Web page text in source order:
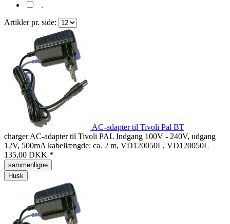
.
Artikler pr. side:
AC-adapter til Tivoli Pal BT
charger AC-adapter til Tivoli PAL Indgang 100V - 240V, udgang
12V, 500mA kabellængde: ca. 2 m, VD120050L, VD120050L
135,00 DKK *
sammenligne
Husk